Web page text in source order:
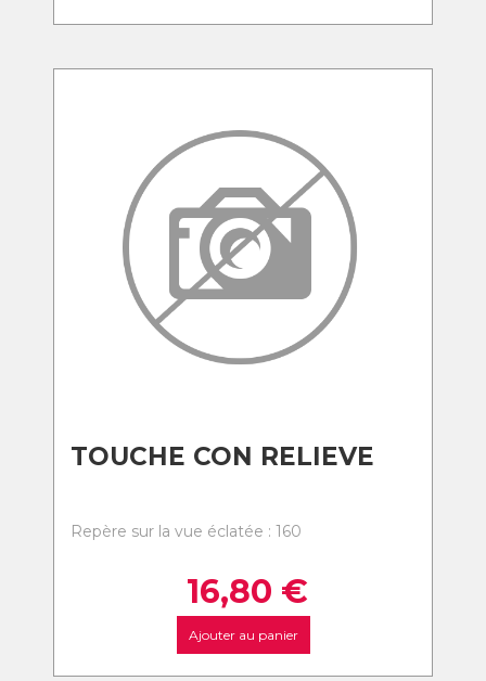
TOUCHE CON RELIEVE
Repère sur la vue éclatée : 160
16,80 €
Ajouter au panier